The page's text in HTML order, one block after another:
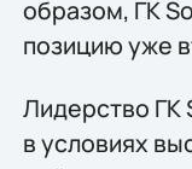
образом, ГК
позицию уже
Лидерство
в условиях